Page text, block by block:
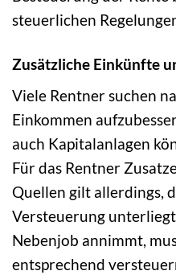
steuerlichen
Zusätzliche Einkünfte
Viele Rentner suchen
Einkommen
auch Kapitalanlagen
Für das Rentner
Quellen gilt allerdings,
Versteuerung
Nebenjob annimmt,
entsprechend